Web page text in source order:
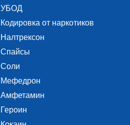
УБОД
Кодировка от наркотиков
Налтрексон
Спайсы
Соли
Мефедрон
Амфетамин
Героин